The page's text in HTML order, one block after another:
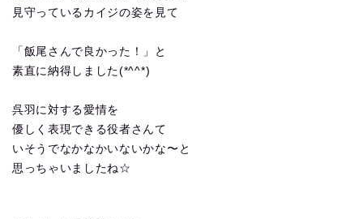
見守っているカイジの姿を見て
「飯尾さんで良かった！」と
素直に納得しました(*^^*)
呉羽に対する愛情を
優しく表現できる役者さんて
いそうでなかなかいないかな〜と
思っちゃいましたね☆